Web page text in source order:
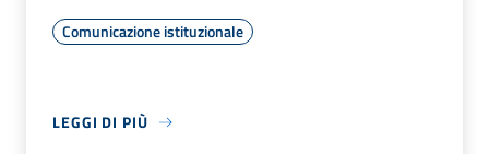
Comunicazione istituzionale
LEGGI DI PIÙ